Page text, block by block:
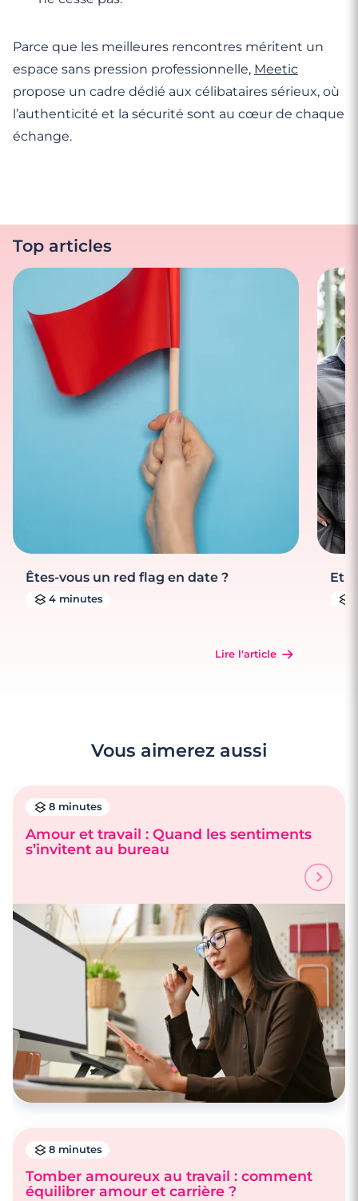
Parce que les meilleures rencontres méritent un
espace sans pression professionnelle, Meetic
propose un cadre dédié aux célibataires sérieux, où
l’authenticité et la sécurité sont au cœur de chaque
échange.
Top articles
Êtes-vous un red flag en date ?
4 minutes
Lire l'article
Et
Vous aimerez aussi
8 minutes
Amour et travail : Quand les sentiments
s’invitent au bureau
8 minutes
Tomber amoureux au travail : comment
équilibrer amour et carrière ?